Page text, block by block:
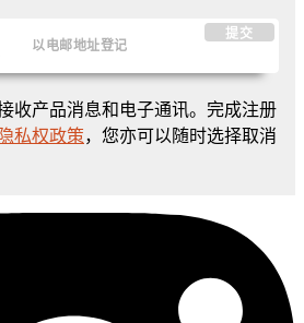
提交
收产品消息和电子通讯。完成注册
隐私权政策，您亦可以随时选择取消